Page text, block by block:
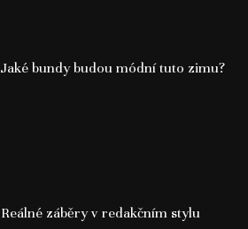
Jaké bundy budou módní tuto zimu?
Reálné záběry v redakčním stylu